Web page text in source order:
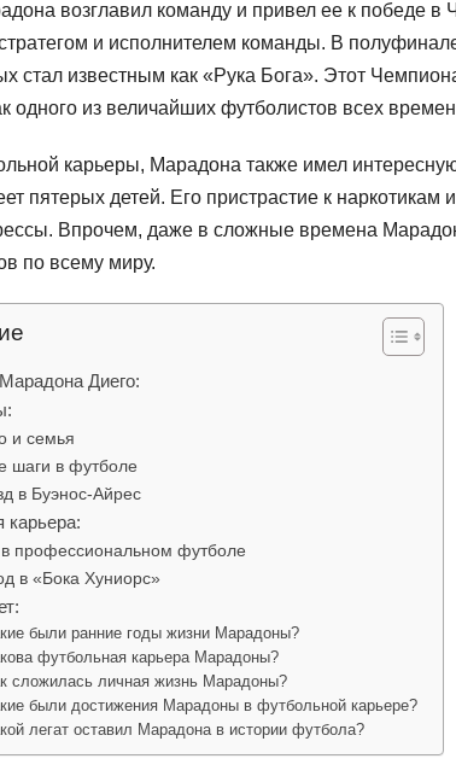
возглавил команду и привел ее к победе
и исполнителем команды. В
стал известным как «Рука Бога». Этот
одного из величайших футболистов всех
карьеры, Марадона также имел
пятерых детей. Его пристрастие к
Впрочем, даже в сложные времена
по всему миру.
Диего:
и семья
шаги в футболе
в Буэнос-Айрес
карьера:
профессиональном футболе
в «Бока Хуниорс»
были ранние годы жизни Марадоны?
футбольная карьера Марадоны?
сложилась личная жизнь Марадоны?
были достижения Марадоны в футбольной карьере?
легат оставил Марадона в истории футбола?